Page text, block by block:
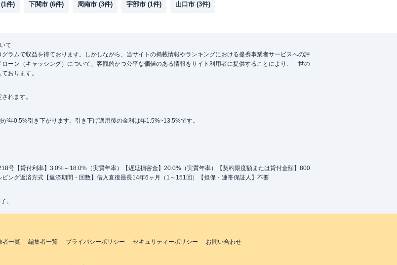
(1件) 下関市 (6件) 周南市 (3件) 宇部市 (1件) 山口市 (3件)
て
ラムで収益を得ております。しかしながら、当サイトの掲載情報やランキングにおける提携事業者サービスへの評
ーン（キャッシング）について、客観的かつ公平な価値のある情報をサイト利用者に提供することにより、「世の
おります。
れます。
年0.5%引き下がります。引き下げ適用後の金利は年1.5%~13.5%です。
号【貸付利率】3.0%～18.0%（実質年率）【遅延損害金】20.0%（実質年率）【契約限度額または貸付金額】800
ング返済方式【返済期間・回数】借入直後最長14年6ヶ月（1～151回）【担保・連帯保証人】不要
。
者一覧 編集者一覧 プライバシーポリシー セキュリティーポリシー お問い合わせ